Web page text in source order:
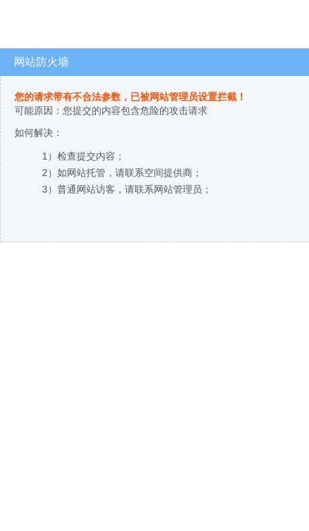
网站防火墙
您的请求带有不合法参数，已被网站管理员设置拦截！
可能原因：您提交的内容包含危险的攻击请求
如何解决：
1）检查提交内容；
2）如网站托管，请联系空间提供商；
3）普通网站访客，请联系网站管理员；